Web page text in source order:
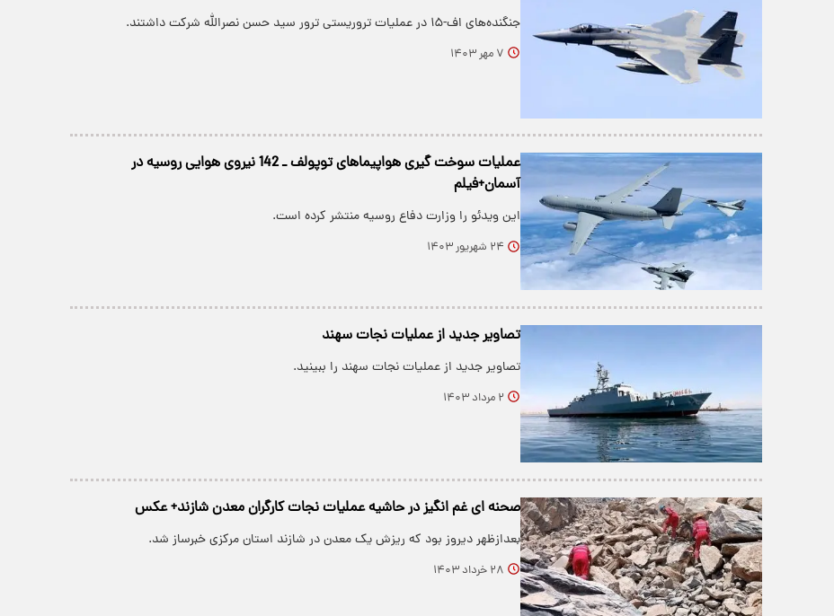
جنگنده‌های اف-۱۵ در عملیات تروریستی ترور سید حسن نصرالله شرکت داشتند.
۷ مهر ۱۴۰۳
عملیات سوخت گیری هواپیماهای توپولف ـ 142 نیروی هوایی روسیه در
آسمان+فیلم
این ویدئو را وزارت دفاع روسیه منتشر کرده است.
۲۴ شهریور ۱۴۰۳
تصاویر جدید از عملیات نجات سهند
تصاویر جدید از عملیات نجات سهند را ببینید.
۲ مرداد ۱۴۰۳
صحنه ای غم انگیز در حاشیه عملیات نجات کارگران معدن شازند+ عکس
بعدازظهر دیروز بود که ریزش یک معدن در شازند استان مرکزی خبرساز شد.
۲۸ خرداد ۱۴۰۳